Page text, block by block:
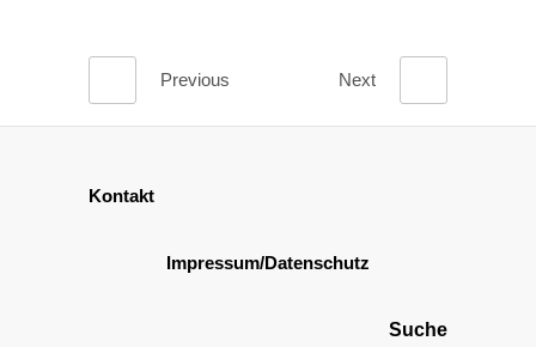
Previous Next
Kontakt
Impressum/Datenschutz
Suche